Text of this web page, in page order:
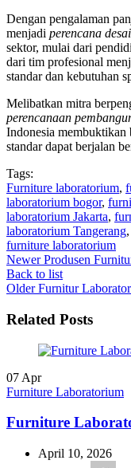
Dengan pengalaman
menjadi perencana
sektor, mulai dari
dari tim profesional
standar dan kebutuhan
Melibatkan mitra
perencanaan
Indonesia membuktikan
standar dapat berjalan
Tags:
Furniture laboratorium,
laboratorium bogor,
laboratorium Jakarta,
laboratorium Tangerang,
furniture laboratorium
Newer Produsen
Back to list
Older Furnitur
Related Posts
07 Apr
Furniture Laboratorium
Furniture
April 10, 2026